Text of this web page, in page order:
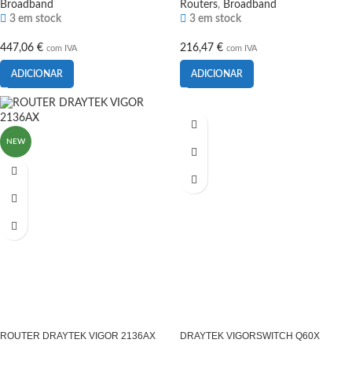
Broadband
3 em stock
447,06 € com IVA
ADICIONAR
Routers, Broadband
3 em stock
216,47 € com IVA
ADICIONAR
NEW
ROUTER DRAYTEK VIGOR 2136AX DRAYTEK VIGORSWITCH Q60X